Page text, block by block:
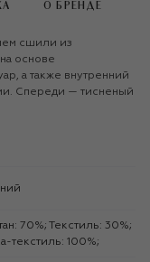
О БРЕНДЕ
сшили из
основе
а также внутренний
Спереди — тисненый
текстиль: 100%;